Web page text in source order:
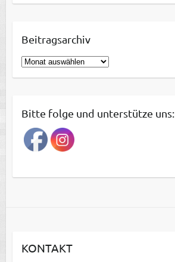
Beitragsarchiv
B
e
r
a
g
a
v
Bitte folge und unterstütze uns:
KONTAKT